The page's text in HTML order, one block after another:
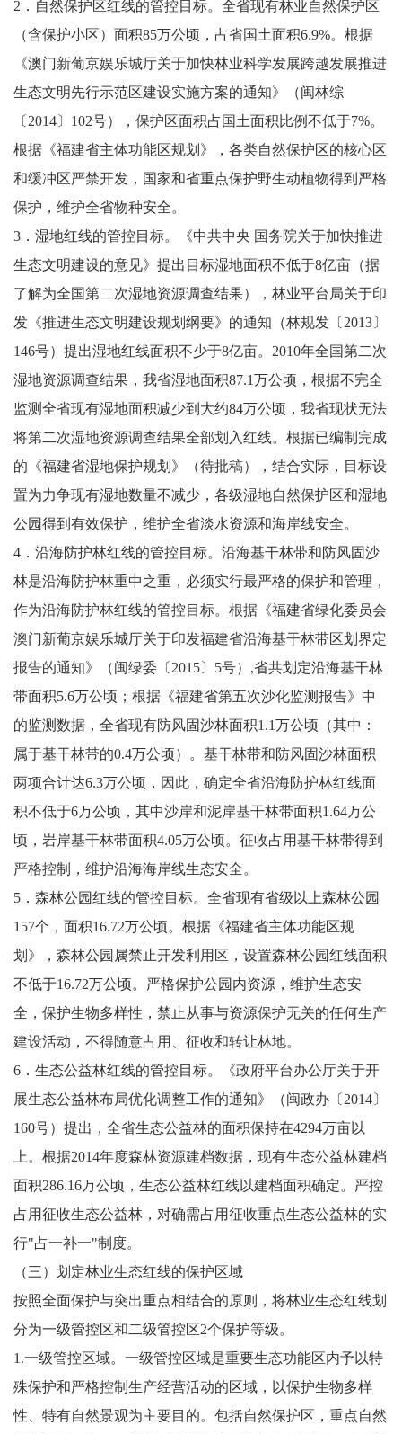
2．自然保护区红线的管控目标。全省现有林业自然保护区
（含保护小区）面积85万公顷，占省国土面积6.9%。根据
《澳门新葡京娱乐城厅关于加快林业科学发展跨越发展推进
生态文明先行示范区建设实施方案的通知》（闽林综
〔2014〕102号），保护区面积占国土面积比例不低于7%。
根据《福建省主体功能区规划》，各类自然保护区的核心区
和缓冲区严禁开发，国家和省重点保护野生动植物得到严格
保护，维护全省物种安全。
3．湿地红线的管控目标。《中共中央 国务院关于加快推进
生态文明建设的意见》提出目标湿地面积不低于8亿亩（据
了解为全国第二次湿地资源调查结果），林业平台局关于印
发《推进生态文明建设规划纲要》的通知（林规发〔2013〕
146号）提出湿地红线面积不少于8亿亩。2010年全国第二次
湿地资源调查结果，我省湿地面积87.1万公顷，根据不完全
监测全省现有湿地面积减少到大约84万公顷，我省现状无法
将第二次湿地资源调查结果全部划入红线。根据已编制完成
的《福建省湿地保护规划》（待批稿），结合实际，目标设
置为力争现有湿地数量不减少，各级湿地自然保护区和湿地
公园得到有效保护，维护全省淡水资源和海岸线安全。
4．沿海防护林红线的管控目标。沿海基干林带和防风固沙
林是沿海防护林重中之重，必须实行最严格的保护和管理，
作为沿海防护林红线的管控目标。根据《福建省绿化委员会
澳门新葡京娱乐城厅关于印发福建省沿海基干林带区划界定
报告的通知》（闽绿委〔2015〕5号）,省共划定沿海基干林
带面积5.6万公顷；根据《福建省第五次沙化监测报告》中
的监测数据，全省现有防风固沙林面积1.1万公顷（其中：
属于基干林带的0.4万公顷）。基干林带和防风固沙林面积
两项合计达6.3万公顷，因此，确定全省沿海防护林红线面
积不低于6万公顷，其中沙岸和泥岸基干林带面积1.64万公
顷，岩岸基干林带面积4.05万公顷。征收占用基干林带得到
严格控制，维护沿海海岸线生态安全。
5．森林公园红线的管控目标。全省现有省级以上森林公园
157个，面积16.72万公顷。根据《福建省主体功能区规
划》，森林公园属禁止开发利用区，设置森林公园红线面积
不低于16.72万公顷。严格保护公园内资源，维护生态安
全，保护生物多样性，禁止从事与资源保护无关的任何生产
建设活动，不得随意占用、征收和转让林地。
6．生态公益林红线的管控目标。《政府平台办公厅关于开
展生态公益林布局优化调整工作的通知》（闽政办〔2014〕
160号）提出，全省生态公益林的面积保持在4294万亩以
上。根据2014年度森林资源建档数据，现有生态公益林建档
面积286.16万公顷，生态公益林红线以建档面积确定。严控
占用征收生态公益林，对确需占用征收重点生态公益林的实
行"占一补一"制度。
（三）划定林业生态红线的保护区域
按照全面保护与突出重点相结合的原则，将林业生态红线划
分为一级管控区和二级管控区2个保护等级。
1.一级管控区域。一级管控区域是重要生态功能区内予以特
殊保护和严格控制生产经营活动的区域，以保护生物多样
性、特有自然景观为主要目的。包括自然保护区，重点自然